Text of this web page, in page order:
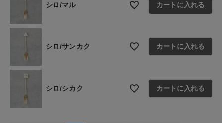
シロ/マル カートに入れる
シロ/サンカク カートに入れる
シロ/シカク カートに入れる